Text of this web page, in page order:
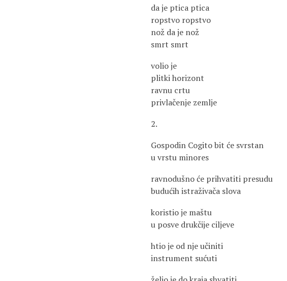
da je ptica ptica
ropstvo ropstvo
nož da je nož
smrt smrt
volio je
plitki horizont
ravnu crtu
privlačenje zemlje
2.
Gospodin Cogito bit će svrstan
u vrstu minores
ravnodušno će prihvatiti presudu
budućih istraživača slova
koristio je maštu
u posve drukčije ciljeve
htio je od nje učiniti
instrument sućuti